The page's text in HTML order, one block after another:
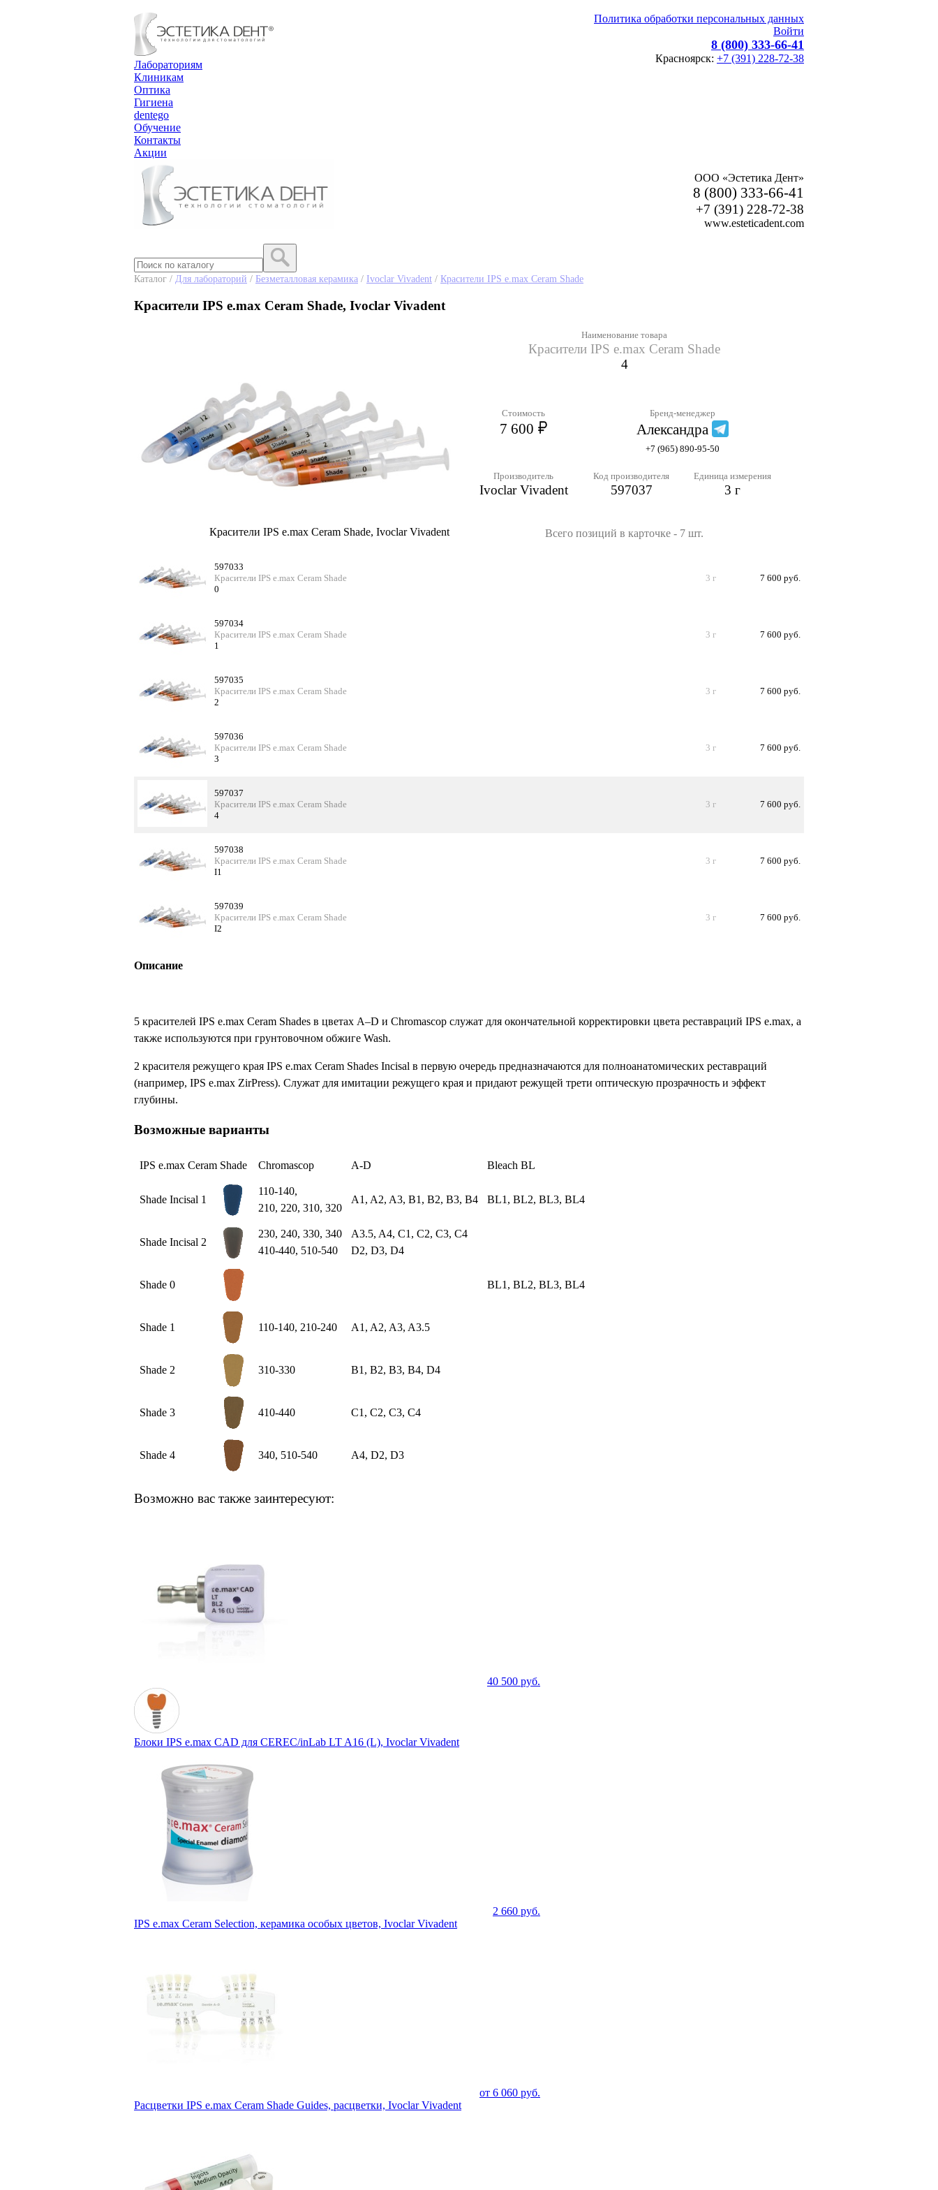
Политика обработки персональных данных
Войти
8 (800) 333-66-41
Красноярск: +7 (391) 228-72-38
Лабораториям
Клиникам
Оптика
Гигиена
dentego
Обучение
Контакты
Акции
ООО «Эстетика Дент»
8 (800) 333-66-41
+7 (391) 228-72-38
www.esteticadent.com
Каталог / Для лабораторий / Безметалловая керамика / Ivoclar Vivadent / Красители IPS e.max Ceram Shade
Красители IPS e.max Ceram Shade, Ivoclar Vivadent
Красители IPS e.max Ceram Shade, Ivoclar Vivadent
Наименование товара
Красители IPS e.max Ceram Shade
4
Стоимость
7 600
Бренд-менеджер
Александра
+7 (965) 890-95-50
Производитель
Ivoclar Vivadent
Код производителя
597037
Единица измерения
3 г
Всего позиций в карточке - 7 шт.
597033
Красители IPS e.max Ceram Shade
0
3 г 7 600 руб.
597034
Красители IPS e.max Ceram Shade
1
3 г 7 600 руб.
597035
Красители IPS e.max Ceram Shade
2
3 г 7 600 руб.
597036
Красители IPS e.max Ceram Shade
3
3 г 7 600 руб.
597037
Красители IPS e.max Ceram Shade
4
3 г 7 600 руб.
597038
Красители IPS e.max Ceram Shade
I1
3 г 7 600 руб.
597039
Красители IPS e.max Ceram Shade
I2
3 г 7 600 руб.
Описание
5 красителей IPS e.max Ceram Shades в цветах A–D и Chromascop служат для окончательной корректировки цвета реставраций IPS e.max, а
также используются при грунтовочном обжиге Wash.
2 красителя режущего края IPS e.max Ceram Shades Incisal в первую очередь предназначаются для полноанатомических реставраций
(например, IPS e.max ZirPress). Служат для имитации режущего края и придают режущей трети оптическую прозрачность и эффект
глубины.
Возможные варианты
IPS e.max Ceram Shade Chromascop A-D Bleach BL
Shade Incisal 1
110-140,
210, 220, 310, 320
A1, A2, A3, B1, B2, B3, B4 BL1, BL2, BL3, BL4
Shade Incisal 2
230, 240, 330, 340
410-440, 510-540
A3.5, A4, C1, C2, C3, C4
D2, D3, D4
Shade 0 BL1, BL2, BL3, BL4
Shade 1 110-140, 210-240 A1, A2, A3, A3.5
Shade 2 310-330 B1, B2, B3, B4, D4
Shade 3 410-440 C1, C2, C3, C4
Shade 4 340, 510-540 A4, D2, D3
Возможно вас также заинтересуют:
40 500 руб.
Блоки IPS e.max CAD для CEREC/inLab LT A16 (L), Ivoclar Vivadent
2 660 руб.
IPS e.max Ceram Selection, керамика особых цветов, Ivoclar Vivadent
от 6 060 руб.
Расцветки IPS e.max Ceram Shade Guides, расцветки, Ivoclar Vivadent